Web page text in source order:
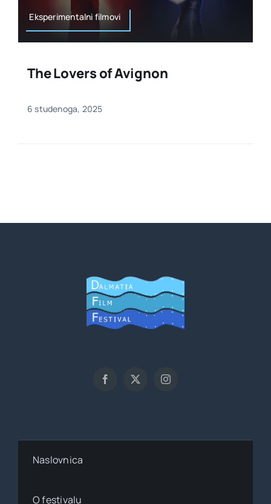
Eksperimentalni filmovi
The Lovers of Avignon
6 studenoga, 2025
Naslovnica
O festivalu